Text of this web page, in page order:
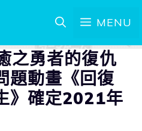
MENU
之勇者的復仇
題動畫《回復
》確定2021年